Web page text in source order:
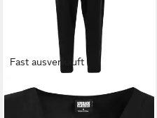
Fast ausverkauft
URBAN CLASSICSJumpsuit
Urban Classics Damen Ladies